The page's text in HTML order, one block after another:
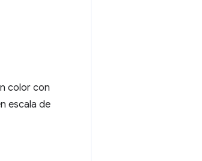
color con
escala de